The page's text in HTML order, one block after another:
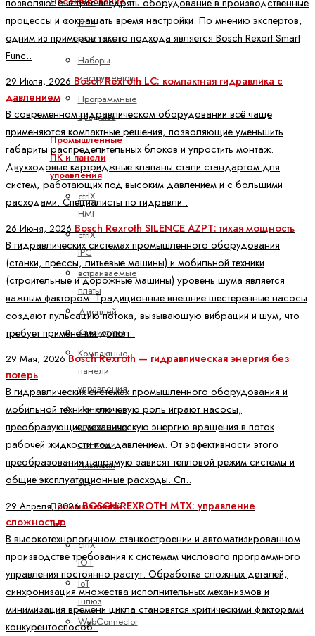
ctrlX
РАБОТАЕТ
Наборы
инструментов
Программные
средства
Промышленные
ПК и панели
управления
ctrlX
HMI
ctrlX
IPC
встраиваемые
платы
Дисплей
Клавиатуры
Компактные
панели
управления
Панели
управления
станками
Показать
все
Промышленный
IoT
ctrlX
IOT
IoT
шлюз
WebConnector
процессы и сокращать время настройки. По мнению экспертов,
одним из примеров такого подхода является Bosch Rexort Smart
Func..
29 Июля, 2026 Bosch Rexroth LC: компактная гидравлика с
давлением
В современном гидравлическом оборудовании всё чаще
применяются компактные решения, позволяющие уменьшить
габариты распределительных блоков и упростить монтаж.
Двухходовые картриджные клапаны стали стандартом для
систем, работающих под высоким давлением и с большими
расходами. Специалисты по гидравли..
26 Июня, 2026 Bosch Rexroth SILENCE AZPT: тихая мощность
В гидравлических системах промышленного оборудования
(станки, прессы, литьевые машины) и мобильной техники
(строительные и дорожные машины) уровень шума является
важным фактором. Традиционные внешние шестеренные насосы
создают пульсацию потока, вызывающую вибрации и шум, что
требует применения допол..
29 Мая, 2026Bosch Rexroth — гидравлическая энергия без
потерь
В гидравлических системах промышленного оборудования и
мобильной техники ключевую роль играют насосы,
преобразующие механическую энергию вращения в поток
рабочей жидкости под давлением. От эффективности этого
преобразования напрямую зависят тепловой режим системы и
общие эксплуатационные расходы. Сп..
29 Апреля, 2026BOSCH REXROTH MTX: управление
сложностью
В высокотехнологичном станкостроении и автоматизированном
производстве требования к системам числового программного
управления постоянно растут. Обработка сложных деталей,
синхронизация множества исполнительных механизмов и
минимизация времени цикла становятся критическими факторами
конкурентоспособ..